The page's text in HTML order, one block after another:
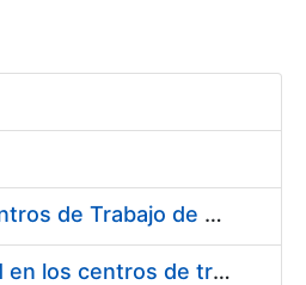
Suministro de Protectores Auditivos a medida para las personas trabajadoras de los Centros de Trabajo de Madrid y Burgos
Suministro de gafas graduadas antiproyecciones para los trabajadores de la FNMT-RCM en los centros de trabajo de Madrid y Burgos